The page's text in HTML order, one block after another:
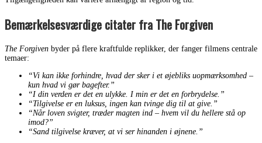
Bemærkelsesværdige citater fra The Forgiven
The Forgiven byder på flere kraftfulde replikker, der fanger filmens centrale
temaer:
“Vi kan ikke forhindre, hvad der sker i et øjebliks uopmærksomhed –
kun hvad vi gør bagefter.”
“I din verden er det en ulykke. I min er det en forbrydelse.”
“Tilgivelse er en luksus, ingen kan tvinge dig til at give.”
“Når loven svigter, træder magten ind – hvem vil du hellere stå op
imod?”
“Sand tilgivelse kræver, at vi ser hinanden i øjnene.”